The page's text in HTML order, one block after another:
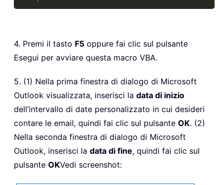
4. Premi il tasto F5 oppure fai clic sul pulsante
Esegui per avviare questa macro VBA.
5. (1) Nella prima finestra di dialogo di Microsoft
Outlook visualizzata, inserisci la data di inizio
dell’intervallo di date personalizzato in cui desideri
contare le email, quindi fai clic sul pulsante OK. (2)
Nella seconda finestra di dialogo di Microsoft
Outlook, inserisci la data di fine, quindi fai clic sul
pulsante OKVedi screenshot: